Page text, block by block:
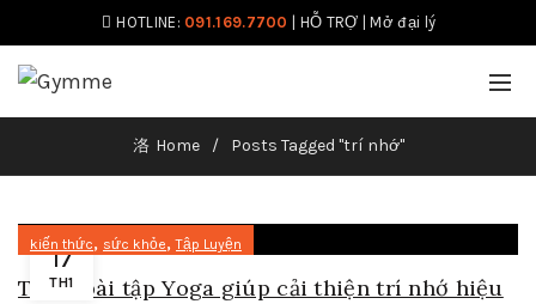
HOTLINE: 091.169.7700 HỖ TRỢ |Mở đại lý
Home Posts Tagged "trí nhớ"
17
TH1
kiến thức, sức khỏe,Tập Luyện
Top 5 bài tập Yoga giúp cải thiện trí nhớ hiệu